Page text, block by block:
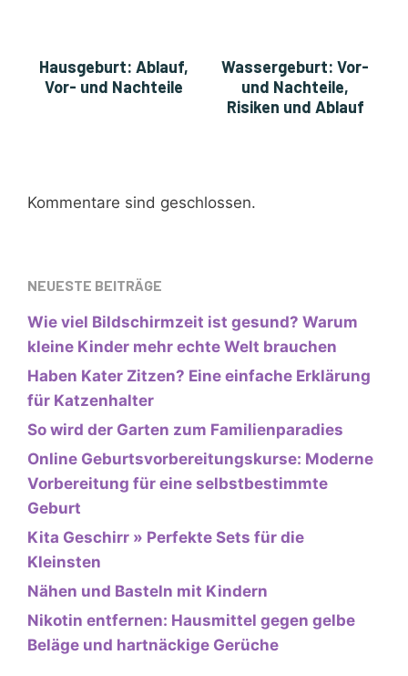
Hausgeburt: Ablauf,
Vor- und Nachteile
Wassergeburt: Vor-
und Nachteile,
Risiken und Ablauf
Kommentare sind geschlossen.
NEUESTE BEITRÄGE
Wie viel Bildschirmzeit ist gesund? Warum
kleine Kinder mehr echte Welt brauchen
Haben Kater Zitzen? Eine einfache Erklärung
für Katzenhalter
So wird der Garten zum Familienparadies
Online Geburtsvorbereitungskurse: Moderne
Vorbereitung für eine selbstbestimmte
Geburt
Kita Geschirr » Perfekte Sets für die
Kleinsten
Nähen und Basteln mit Kindern
Nikotin entfernen: Hausmittel gegen gelbe
Beläge und hartnäckige Gerüche